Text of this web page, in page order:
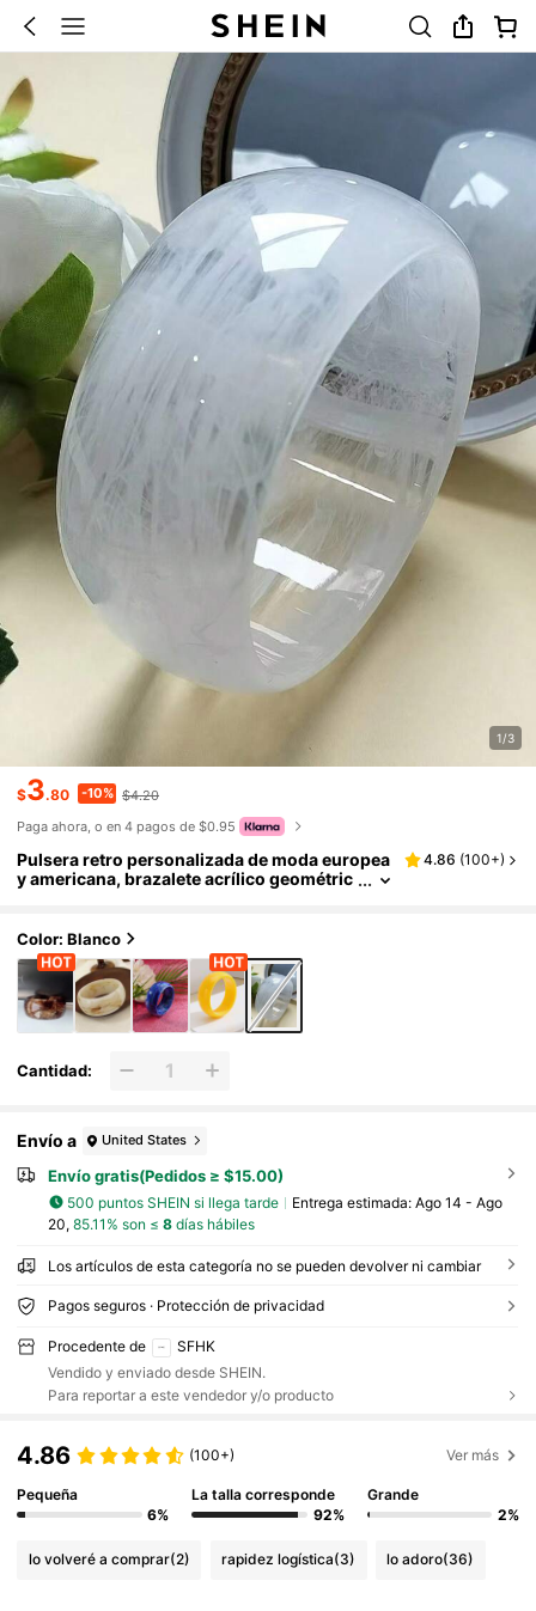
1/3
$3.80 -10% $4.20
Paga ahora, o en 4 pagos de $0.95
Pulsera retro personalizada de moda europea
y americana, brazalete acrílico geométric
color, textura y profundidad, surtido al azar)
4.86 (100+)
Color: Blanco
Cantidad:
Envío a United States
Envío gratis(Pedidos ≥ $15.00)
500 puntos SHEIN si llega tarde Entrega estimada: Ago 14 - Ago
20, 85.11% son ≤ 8días hábiles
Los artículos de esta categoría no se pueden devolver ni cambiar
Pagos seguros · Protección de privacidad
Procedente de
SFHK
Vendido y enviado desde SHEIN.
Para reportar a este vendedor y/o producto
4.86 (100+) Ver más
Pequeña
6%
La talla corresponde
92%
Grande
2%
lo volveré a comprar(2) rapidez logística(3) lo adoro(36)